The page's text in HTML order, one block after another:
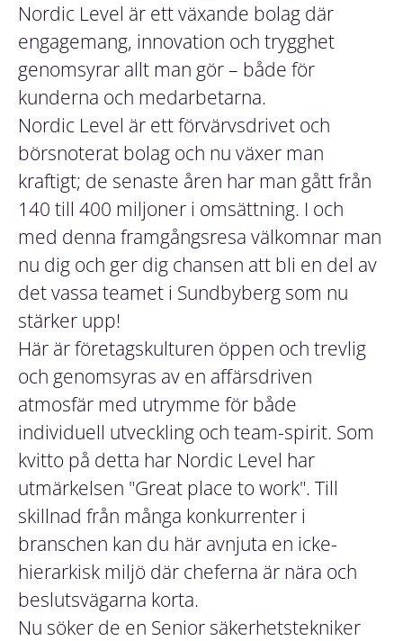
Nordic Level är ett växande bolag där
engagemang, innovation och trygghet
genomsyrar allt man gör – både för
kunderna och medarbetarna.
Nordic Level är ett förvärvsdrivet och
börsnoterat bolag och nu växer man
kraftigt; de senaste åren har man gått från
140 till 400 miljoner i omsättning. I och
med denna framgångsresa välkomnar man
nu dig och ger dig chansen att bli en del av
det vassa teamet i Sundbyberg som nu
stärker upp!
Här är företagskulturen öppen och trevlig
och genomsyras av en affärsdriven
atmosfär med utrymme för både
individuell utveckling och team-spirit. Som
kvitto på detta har Nordic Level har
utmärkelsen "Great place to work". Till
skillnad från många konkurrenter i
branschen kan du här avnjuta en icke-
hierarkisk miljö där cheferna är nära och
beslutsvägarna korta.
Nu söker de en Senior säkerhetstekniker